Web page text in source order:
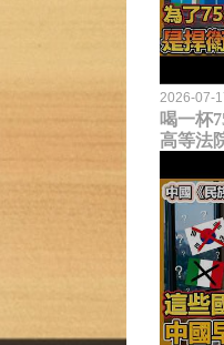
2026-07-
喝一杯
高等法